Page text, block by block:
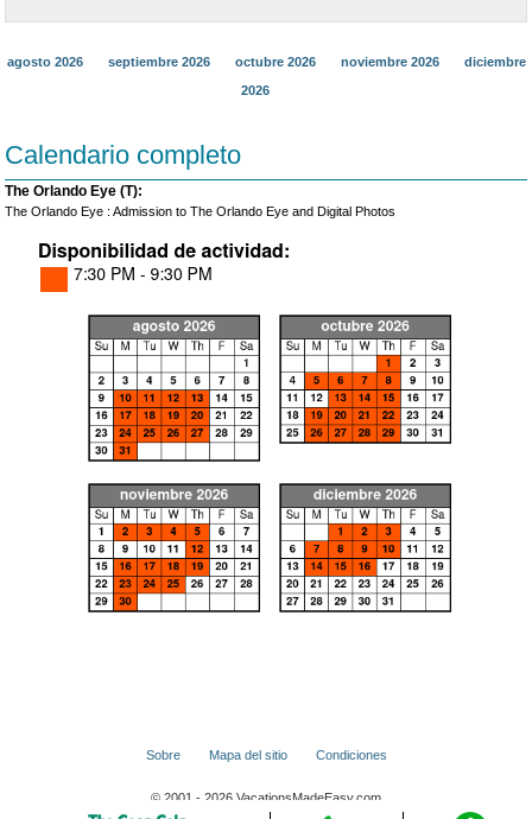
agosto 2026 septiembre 2026 octubre 2026 noviembre 2026
diciembre
2026
Calendario completo
The Orlando Eye (T):
The Orlando Eye : Admission to The Orlando Eye and Digital Photos
Sobre Mapa del sitio Condiciones
© 2001 - 2026 VacationsMadeEasy.com